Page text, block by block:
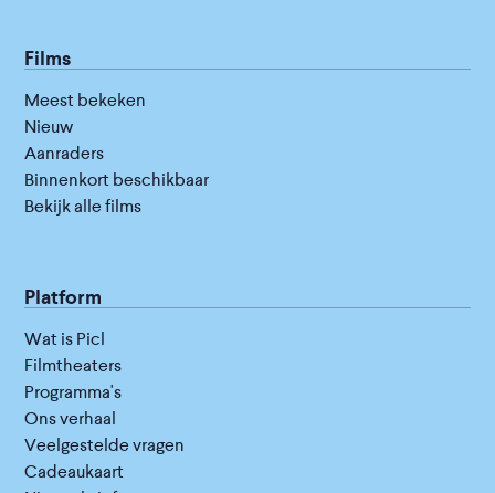
Films
Meest bekeken
Nieuw
Aanraders
Binnenkort beschikbaar
Bekijk alle films
Platform
Wat is Picl
Filmtheaters
Programma's
Ons verhaal
Veelgestelde vragen
Cadeaukaart